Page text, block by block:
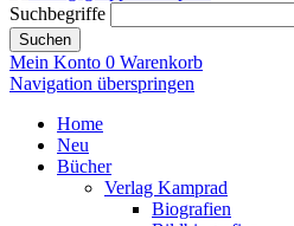
Suchbegriffe
Suchen
Mein Konto 0 Warenkorb
Navigation überspringen
Home
Neu
Bücher
Verlag Kamprad
Biografien